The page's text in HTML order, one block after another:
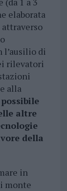
elaborata
l’ausilio di
rilevatori
alla
possibile
altre
della
in
monte